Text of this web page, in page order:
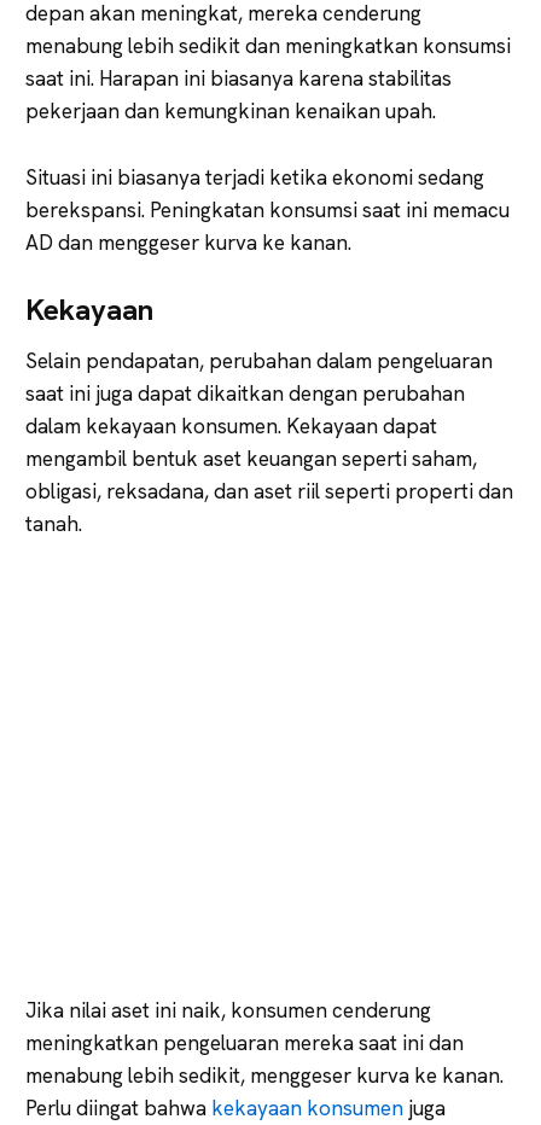
depan akan meningkat, mereka cenderung
menabung lebih sedikit dan meningkatkan konsumsi
saat ini. Harapan ini biasanya karena stabilitas
pekerjaan dan kemungkinan kenaikan upah.
Situasi ini biasanya terjadi ketika ekonomi sedang
berekspansi. Peningkatan konsumsi saat ini memacu
AD dan menggeser kurva ke kanan.
Kekayaan
Selain pendapatan, perubahan dalam pengeluaran
saat ini juga dapat dikaitkan dengan perubahan
dalam kekayaan konsumen. Kekayaan dapat
mengambil bentuk aset keuangan seperti saham,
obligasi, reksadana, dan aset riil seperti properti dan
tanah.
Jika nilai aset ini naik, konsumen cenderung
meningkatkan pengeluaran mereka saat ini dan
menabung lebih sedikit, menggeser kurva ke kanan.
Perlu diingat bahwa kekayaan konsumen juga